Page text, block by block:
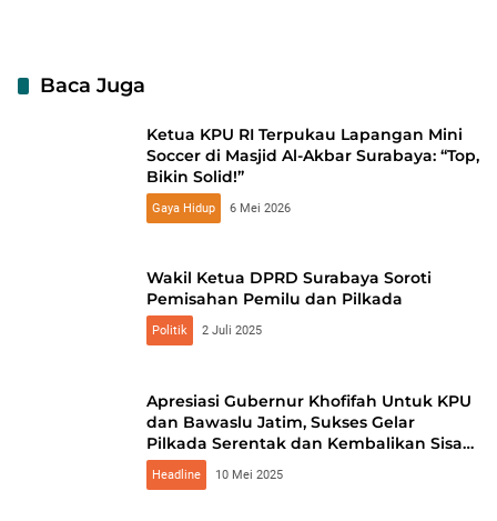
Baca Juga
Ketua KPU RI Terpukau Lapangan Mini
Soccer di Masjid Al-Akbar Surabaya: “Top,
Bikin Solid!”
Gaya Hidup 6 Mei 2026
Wakil Ketua DPRD Surabaya Soroti
Pemisahan Pemilu dan Pilkada
Politik 2 Juli 2025
Apresiasi Gubernur Khofifah Untuk KPU
dan Bawaslu Jatim, Sukses Gelar
Pilkada Serentak dan Kembalikan Sisa
Anggaran Rp 162,9 Miliar
Headline 10 Mei 2025